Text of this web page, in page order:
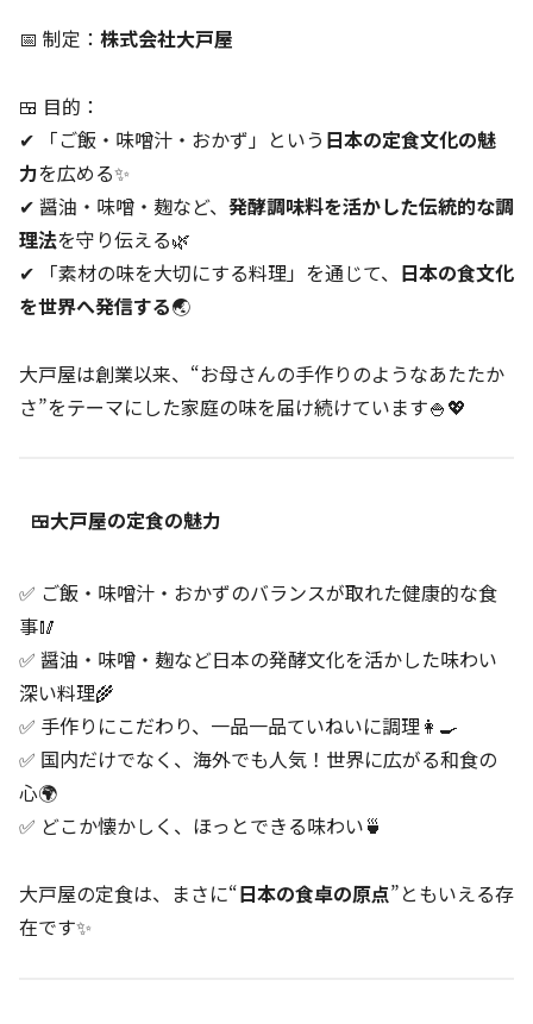
📅 制定： 株式会社大戸屋
🍱 目的：
✔ 「ご飯・味噌汁・おかず」という 日本の定食文化の魅
力を広める✨
✔ 醤油・味噌・麹など、 発酵調味料を活かした伝統的な調
理法を守り伝える🌿
✔ 「素材の味を大切にする料理」を通じて、 日本の食文化
を世界へ発信する🌏
大戸屋は創業以来、“お母さんの手作りのようなあたたか
さ”をテーマにした家庭の味を届け続けています🍚💖
🍱大戸屋の定食の魅力
✅ ご飯・味噌汁・おかずのバランスが取れた健康的な食
事🥢
✅ 醤油・味噌・麹など日本の発酵文化を活かした味わい
深い料理🌾
✅ 手作りにこだわり、一品一品ていねいに調理👩‍🍳
✅ 国内だけでなく、海外でも人気！世界に広がる和食の
心🌍
✅ どこか懐かしく、ほっとできる味わい🍵
大戸屋の定食は、まさに“日本の食卓の原点”ともいえる存
在です✨